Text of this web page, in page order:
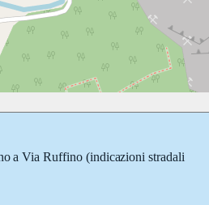
aVia Ruffino(indicazioni stradali